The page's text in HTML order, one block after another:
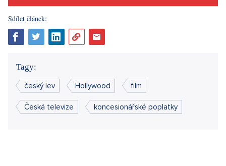
Českej filmovej a televíznej akadémie (ČFTA). Najväčšou
show spôsobí kontroverzný výrok niekoho zo známych
umelcov, ktorý sa dotkne citlivých tém našej spoločnosti a
najmä politiky.
Páčil sa vám článok?
Diskusie 0